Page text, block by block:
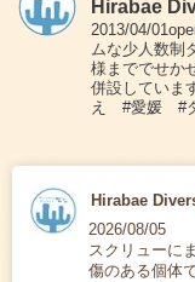
Hirabae
2013/04/
ムな少人数制
様まででせか
併設してい
え #愛媛 #
Hirabae
2026/08/05
スクリューに
傷のある個体